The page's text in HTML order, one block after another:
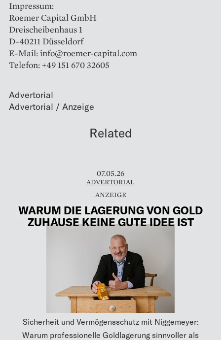
Impressum:
Roemer Capital GmbH
Dreischeibenhaus 1
D-40211 Düsseldorf
E-Mail: info@roemer-capital.com
Telefon: +49 151 670 32605
Advertorial
Related
07.05.26
ADVERTORIAL
WARUM DIE LAGERUNG VON GOLD
ZUHAUSE KEINE GUTE IDEE IST
Sicherheit und Vermögensschutz mit Niggemeyer:
Warum professionelle Goldlagerung sinnvoller als